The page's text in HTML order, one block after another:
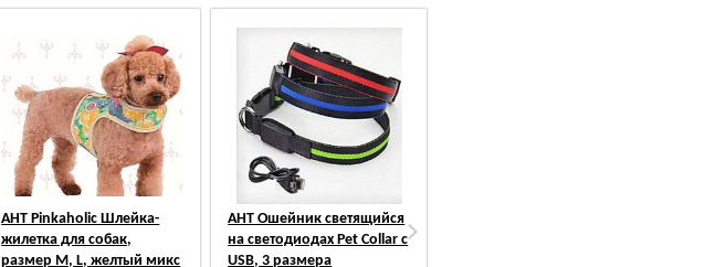
АНТ Pinkaholic Шлейка-
жилетка для собак,
размер M, L, желтый микс
АНТ Ошейник светящийся
на светодиодах Pet Collar с
USB, 3 размера